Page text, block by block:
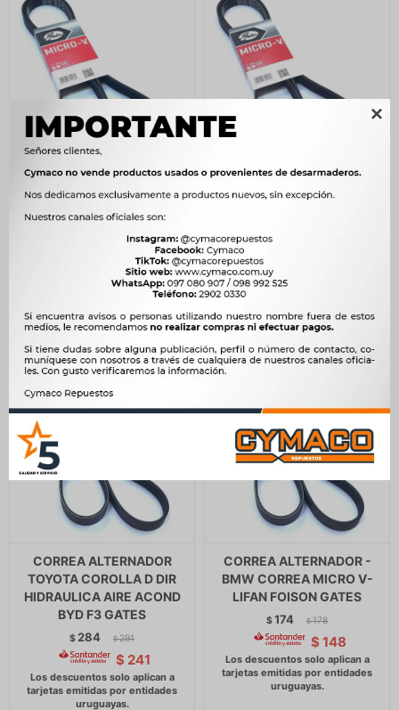

CORREA ALTERNADOR -
SPARK MATIZ 800CC FIAT
TIPO SENTRA B13 GATES
207
172
CORREA ALTERNADOR
RENAULT CLIO KANGOO
PALIO SIENA 1.0 8V GATES
CORREA ALTERNADOR
TOYOTA COROLLA D DIR
HIDRAULICA AIRE ACOND
BYD F3 GATES
$ 284 $ 291
$ 241
CORREA ALTERNADOR -
BMW CORREA MICRO V-
LIFAN FOISON GATES
$174 $ 178
$ 148